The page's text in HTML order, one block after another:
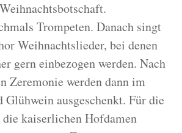
Trompeten. Danach singt
Weihnachtslieder, bei denen
gern einbezogen werden. Nach
Zeremonie werden dann im
Glühwein ausgeschenkt. Für die
kaiserlichen Hofdamen